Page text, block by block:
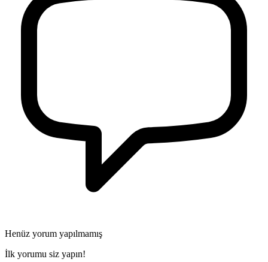
Henüz yorum yapılmamış
İlk yorumu siz yapın!